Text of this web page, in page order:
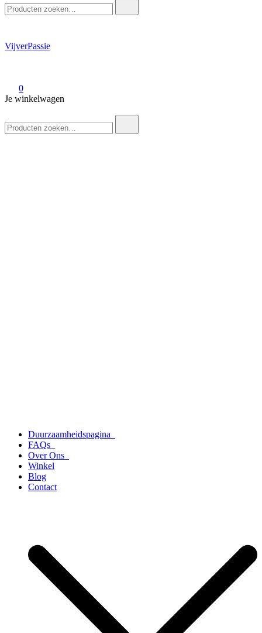
naar:
VijverPassie
0
Je winkelwagen
naar:
Duurzaamheidspagina
FAQs
Over Ons
Winkel
Blog
Contact